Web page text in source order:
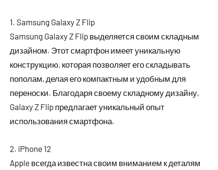
1. Samsung Galaxy Z Flip
Samsung Galaxy Z Flip выделяется своим складным
дизайном. Этот смартфон имеет уникальную
конструкцию, которая позволяет его складывать
пополам, делая его компактным и удобным для
переноски. Благодаря своему складному дизайну,
Galaxy Z Flip предлагает уникальный опыт
использования смартфона.
2. iPhone 12
Apple всегда известна своим вниманием к деталям